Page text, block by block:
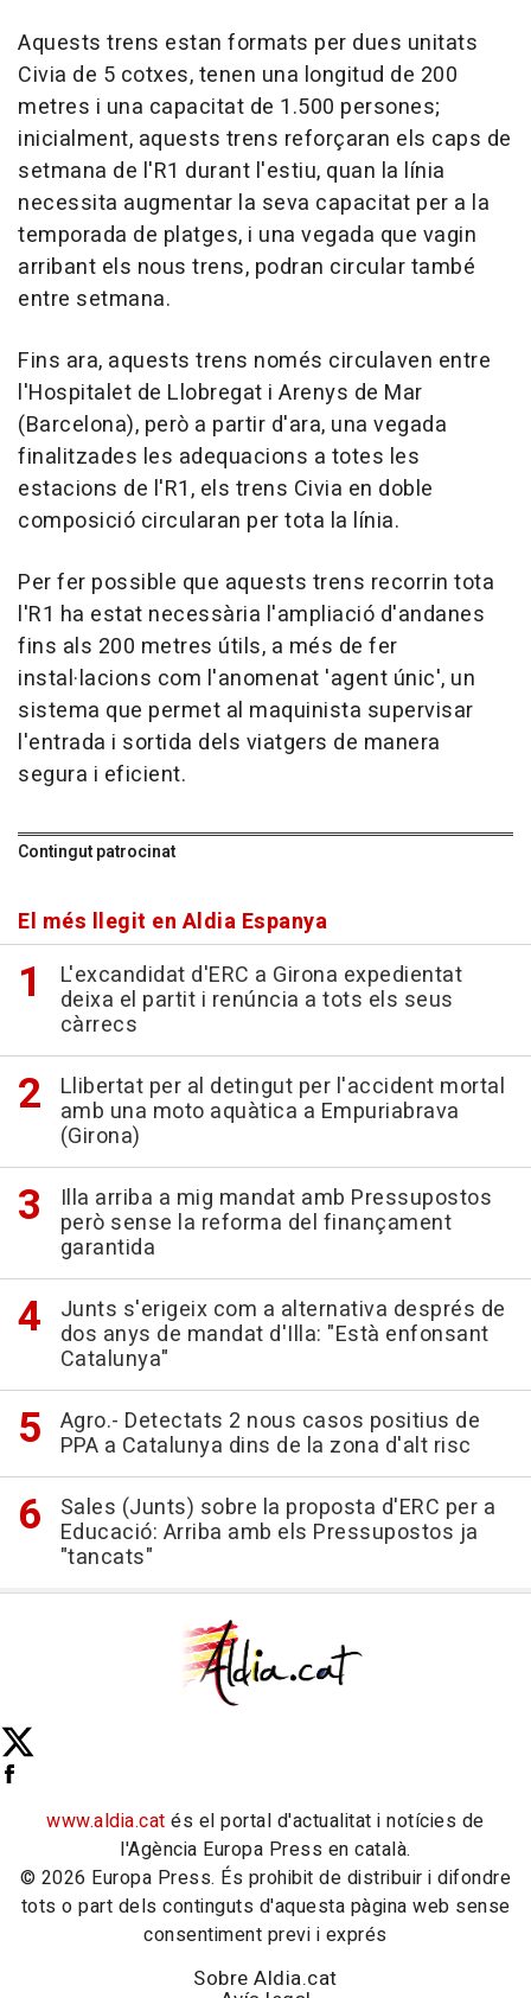
Aquests trens estan formats per dues unitats
Civia de 5 cotxes, tenen una longitud de 200
metres i una capacitat de 1.500 persones;
inicialment, aquests trens reforçaran els caps de
setmana de l'R1 durant l'estiu, quan la línia
necessita augmentar la seva capacitat per a la
temporada de platges, i una vegada que vagin
arribant els nous trens, podran circular també
entre setmana.
Fins ara, aquests trens només circulaven entre
l'Hospitalet de Llobregat i Arenys de Mar
(Barcelona), però a partir d'ara, una vegada
finalitzades les adequacions a totes les
estacions de l'R1, els trens Civia en doble
composició circularan per tota la línia.
Per fer possible que aquests trens recorrin tota
l'R1 ha estat necessària l'ampliació d'andanes
fins als 200 metres útils, a més de fer
instal·lacions com l'anomenat 'agent únic', un
sistema que permet al maquinista supervisar
l'entrada i sortida dels viatgers de manera
segura i eficient.
Contingut patrocinat
El més llegit en Aldia Espanya
L'excandidat d'ERC a Girona expedientat
deixa el partit i renúncia a tots els seus
càrrecs
Llibertat per al detingut per l'accident mortal
amb una moto aquàtica a Empuriabrava
(Girona)
Illa arriba a mig mandat amb Pressupostos
però sense la reforma del finançament
garantida
Junts s'erigeix com a alternativa després de
dos anys de mandat d'Illa: "Està enfonsant
Catalunya"
Agro.- Detectats 2 nous casos positius de
PPA a Catalunya dins de la zona d'alt risc
Sales (Junts) sobre la proposta d'ERC per a
Educació: Arriba amb els Pressupostos ja
"tancats"
www.aldia.cat és el portal d'actualitat i notícies de
l'Agència Europa Press en català.
© 2026 Europa Press. És prohibit de distribuir i difondre
tots o part dels continguts d'aquesta pàgina web sense
consentiment previ i exprés
Sobre Aldia.cat